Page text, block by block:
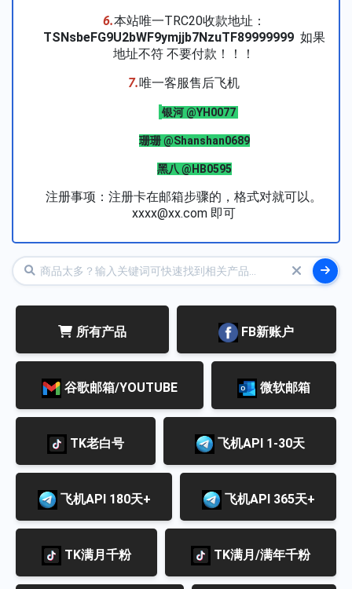
6.本站唯一TRC20收款地址：
TSNsbeFG9U2bWF9ymjjb7NzuTF89999999如果
地址不符 不要付款！！！
7.唯一客服售后飞机
银河 @YH0077
珊珊 @Shanshan0689
黑八 @HB0595
注册事项：注册卡在邮箱步骤的，格式对就可以。
xxxx@xx.com 即可
所有产品 FB新账户
谷歌邮箱/YOUTUBE 微软邮箱
TK老白号 飞机API 1-30天
飞机API 180天+ 飞机API 365天+
TK满月千粉 TK满月/满年千粉